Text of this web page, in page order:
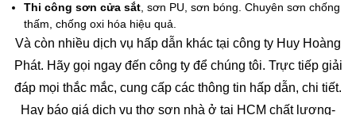
Thi công sơn cửa sắt, sơn PU, sơn bóng. Chuyên sơn chống
thấm, chống oxi hóa hiệu quả.
Và còn nhiều dịch vụ hấp dẫn khác tại công ty Huy Hoàng
Phát. Hãy gọi ngay đến công ty để chúng tôi. Trực tiếp giải
đáp mọi thắc mắc, cung cấp các thông tin hấp dẫn, chi tiết.
Hay báo giá dịch vụ thợ sơn nhà ở tại HCM chất lượng-